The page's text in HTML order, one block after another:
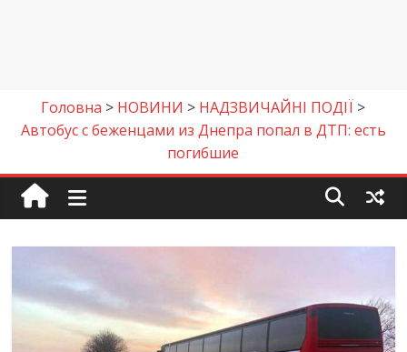
Головна > НОВИНИ > НАДЗВИЧАЙНІ ПОДІЇ >
Автобус с беженцами из Днепра попал в ДТП: есть
погибшие